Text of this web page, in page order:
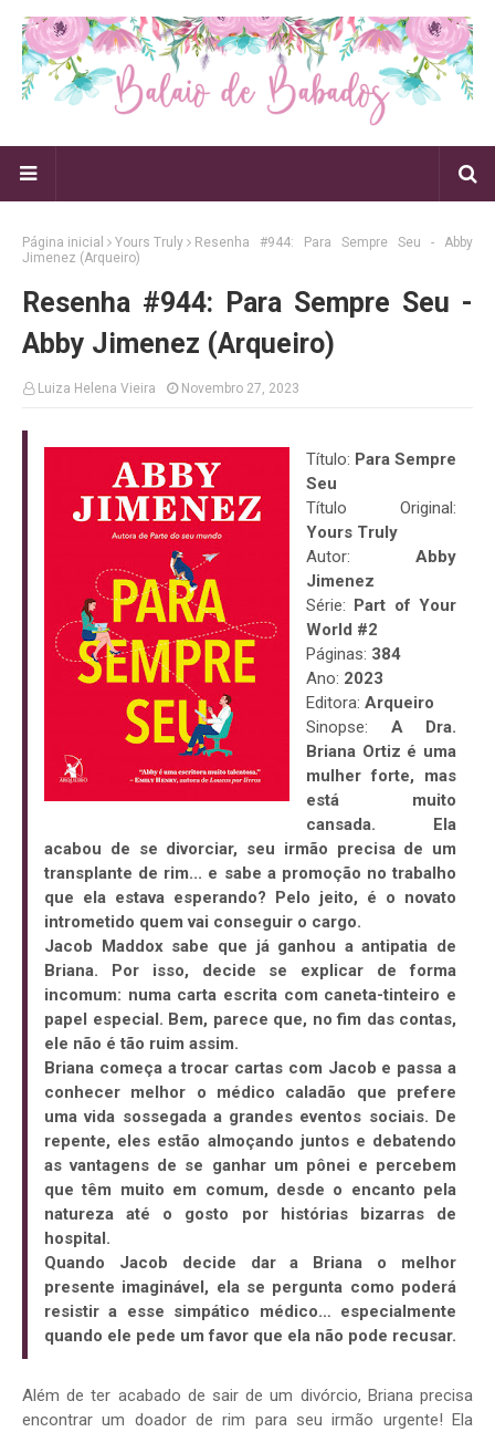
Página inicial Yours Truly
Resenha #944: Para Sempre Seu - Abby
Jimenez (Arqueiro)
Resenha #944: Para Sempre Seu -
Abby Jimenez (Arqueiro)
Luiza Helena Vieira Novembro 27, 2023
Título: Para Sempre
Seu
Título Original:
Yours Truly
Autor: Abby
Jimenez
Série:
Part of Your
World #2
Páginas: 384
Ano: 2023
Editora: Arqueiro
Sinopse: A Dra.
Briana Ortiz é uma
mulher forte, mas
está muito
cansada. Ela
acabou de se divorciar, seu irmão precisa de um
transplante de rim... e sabe a promoção no trabalho
que ela estava esperando? Pelo jeito, é o novato
intrometido quem vai conseguir o cargo.
Jacob Maddox sabe que já ganhou a antipatia de
Briana. Por isso, decide se explicar de forma
incomum: numa carta escrita com caneta-tinteiro e
papel especial. Bem, parece que, no fim das contas,
ele não é tão ruim assim.
Briana começa a trocar cartas com Jacob e passa a
conhecer melhor o médico caladão que prefere
uma vida sossegada a grandes eventos sociais. De
repente, eles estão almoçando juntos e debatendo
as vantagens de se ganhar um pônei e percebem
que têm muito em comum, desde o encanto pela
natureza até o gosto por histórias bizarras de
hospital.
Quando Jacob decide dar a Briana o melhor
presente imaginável, ela se pergunta como poderá
resistir a esse simpático médico… especialmente
quando ele pede um favor que ela não pode recusar.
Além de ter acabado de sair de um divórcio, Briana precisa
encontrar um doador de rim para seu irmão urgente! Ela